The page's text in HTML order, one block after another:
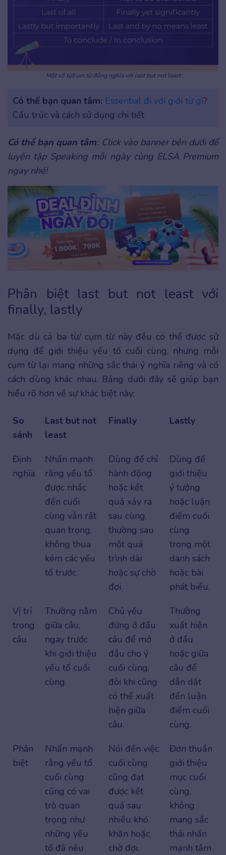
Một số từ/cụm từ đồng nghĩa với last but not least
Có thể bạn quan tâm: Essential đi với giới từ gì?
Cấu trúc và cách sử dụng chi tiết
Có thể bạn quan tâm: Click vào banner bên dưới để
luyện tập Speaking mỗi ngày cùng ELSA Premium
ngay nhé!
Phân biệt last but not least với
finally, lastly
Mặc dù cả ba từ/ cụm từ này đều có thể được sử
dụng để giới thiệu yếu tố cuối cùng, nhưng mỗi
cụm từ lại mang những sắc thái ý nghĩa riêng và có
cách dùng khác nhau. Bảng dưới đây sẽ giúp bạn
hiểu rõ hơn về sự khác biệt này:
So
sánh
Last but not
least
Finally Lastly
Định
nghĩa
Nhấn mạnh
rằng yếu tố
được nhắc
đến cuối
cùng vẫn rất
quan trọng,
không thua
kém các yếu
tố trước.
Dùng để chỉ
hành động
hoặc kết
quả xảy ra
sau cùng,
thường sau
một quá
trình dài
hoặc sự chờ
đợi.
Dùng để
giới thiệu
ý tưởng
hoặc luận
điểm cuối
cùng
trong một
danh sách
hoặc bài
phát biểu.
Vị trí
trong
câu
Thường nằm
giữa câu,
ngay trước
khi giới thiệu
yếu tố cuối
cùng.
Chủ yếu
đứng ở đầu
câu để mở
đầu cho ý
cuối cùng,
đôi khi cũng
có thể xuất
hiện giữa
câu.
Thường
xuất hiện
ở đầu
hoặc giữa
câu để
dẫn dắt
đến luận
điểm cuối
cùng.
Phân
biệt
Nhấn mạnh
rằng yếu tố
cuối cùng
cũng có vai
trò quan
trọng như
những yếu
tố đã nêu
Nói đến việc
cuối cùng
cũng đạt
được kết
quả sau
nhiều khó
khăn hoặc
chờ đợi.
Đơn thuần
giới thiệu
mục cuối
cùng,
không
mang sắc
thái nhấn
mạnh tầm